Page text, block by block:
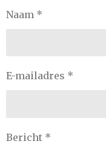
Naam *
E-mailadres *
Bericht *